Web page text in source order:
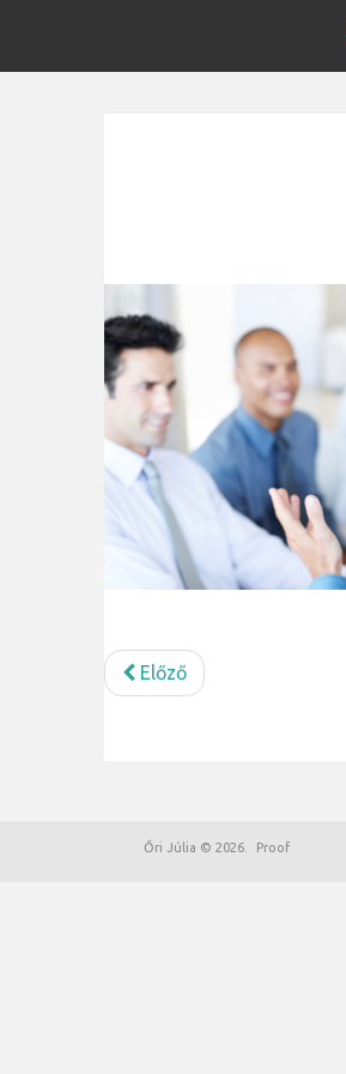
Előző
Őri Júlia © 2026 Proof